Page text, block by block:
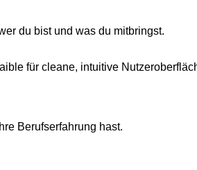
du bist und was du mitbringst.
für cleane, intuitive
Berufserfahrung hast.